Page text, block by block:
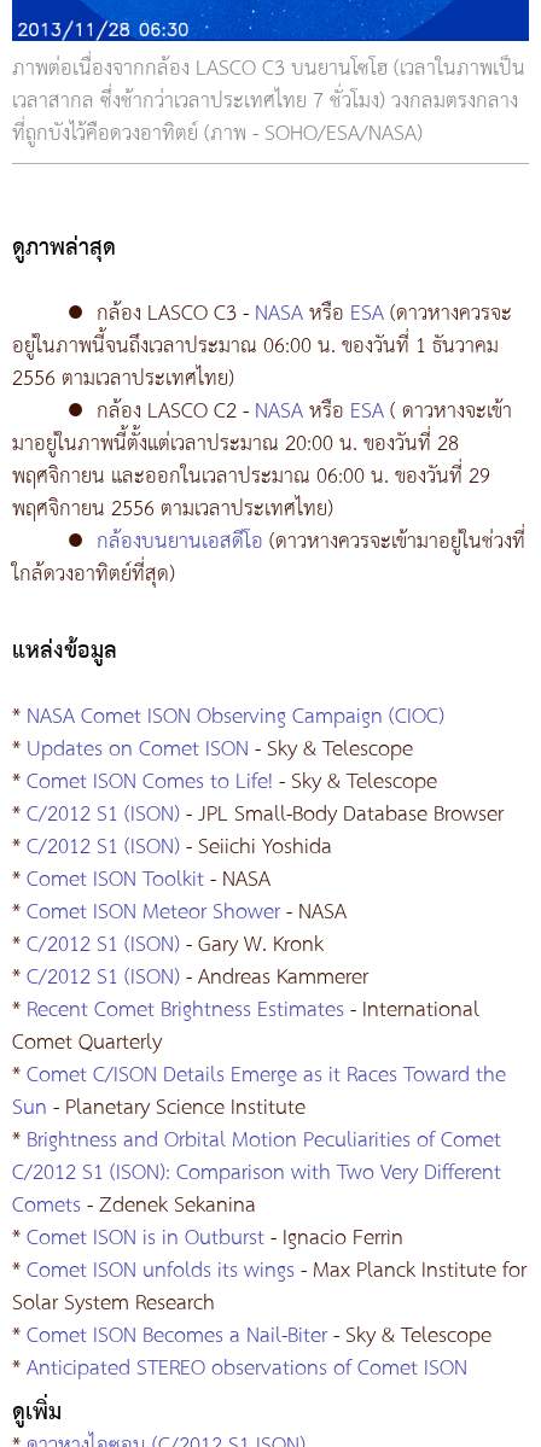
ภาพต่อเนื่องจากกล้อง LASCO C3 บนยานโซโฮ (เวลาในภาพเป็น
เวลาสากล ซึ่งช้ากว่าเวลาประเทศไทย 7 ชั่วโมง) วงกลมตรงกลาง
ที่ถูกบังไว้คือดวงอาทิตย์ (ภาพ - SOHO/ESA/NASA)
ดูภาพล่าสุด
● กล้อง LASCO C3 -NASAหรือ ESA(ดาวหางควรจะ
อยู่ในภาพนี้จนถึงเวลาประมาณ 06:00 น. ของวันที่ 1 ธันวาคม
2556 ตามเวลาประเทศไทย)
● กล้อง LASCO C2 -NASAหรือ ESA( ดาวหางจะเข้า
มาอยู่ในภาพนี้ตั้งแต่เวลาประมาณ 20:00 น. ของวันที่ 28
พฤศจิกายน และออกในเวลาประมาณ 06:00 น. ของวันที่ 29
พฤศจิกายน 2556 ตามเวลาประเทศไทย)
● กล้องบนยานเอสดีโอ(ดาวหางควรจะเข้ามาอยู่ในช่วงที่
ใกล้ดวงอาทิตย์ที่สุด)
แหล่งข้อมูล
*NASA Comet ISON Observing Campaign (CIOC)
*Updates on Comet ISON- Sky & Telescope
*Comet ISON Comes to Life!- Sky & Telescope
*C/2012 S1 (ISON)- JPL Small-Body Database Browser
*C/2012 S1 (ISON)- Seiichi Yoshida
*Comet ISON Toolkit- NASA
*Comet ISON Meteor Shower- NASA
*C/2012 S1 (ISON)- Gary W. Kronk
*C/2012 S1 (ISON)- Andreas Kammerer
*Recent Comet Brightness Estimates- International
Comet Quarterly
*Comet C/ISON Details Emerge as it Races Toward the
Sun- Planetary Science Institute
*Brightness and Orbital Motion Peculiarities of Comet
C/2012 S1 (ISON): Comparison with Two Very Different
Comets- Zdenek Sekanina
*Comet ISON is in Outburst- Ignacio Ferrìn
*Comet ISON unfolds its wings- Max Planck Institute for
Solar System Research
*Comet ISON Becomes a Nail-Biter- Sky & Telescope
*Anticipated STEREO observations of Comet ISON
ดูเพิ่ม